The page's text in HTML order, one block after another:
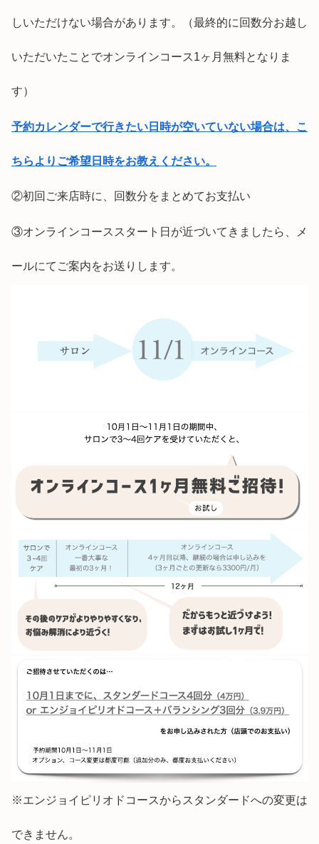
しいただけない場合があります。（最終的に回数分お越し
いただいたことでオンラインコース1ヶ月無料となりま
す）
予約カレンダーで行きたい日時が空いていない場合は、こ
ちらよりご希望日時をお教えください。
②初回ご来店時に、回数分をまとめてお支払い
③オンラインコーススタート日が近づいてきましたら、メ
ールにてご案内をお送りします。
※エンジョイピリオドコースからスタンダードへの変更は
できません。